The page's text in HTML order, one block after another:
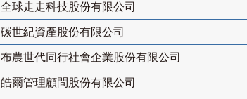
全球走走科技股份有限公司
碳世紀資產股份有限公司
布農世代同行社會企業股份有限公司
皓爾管理顧問股份有限公司